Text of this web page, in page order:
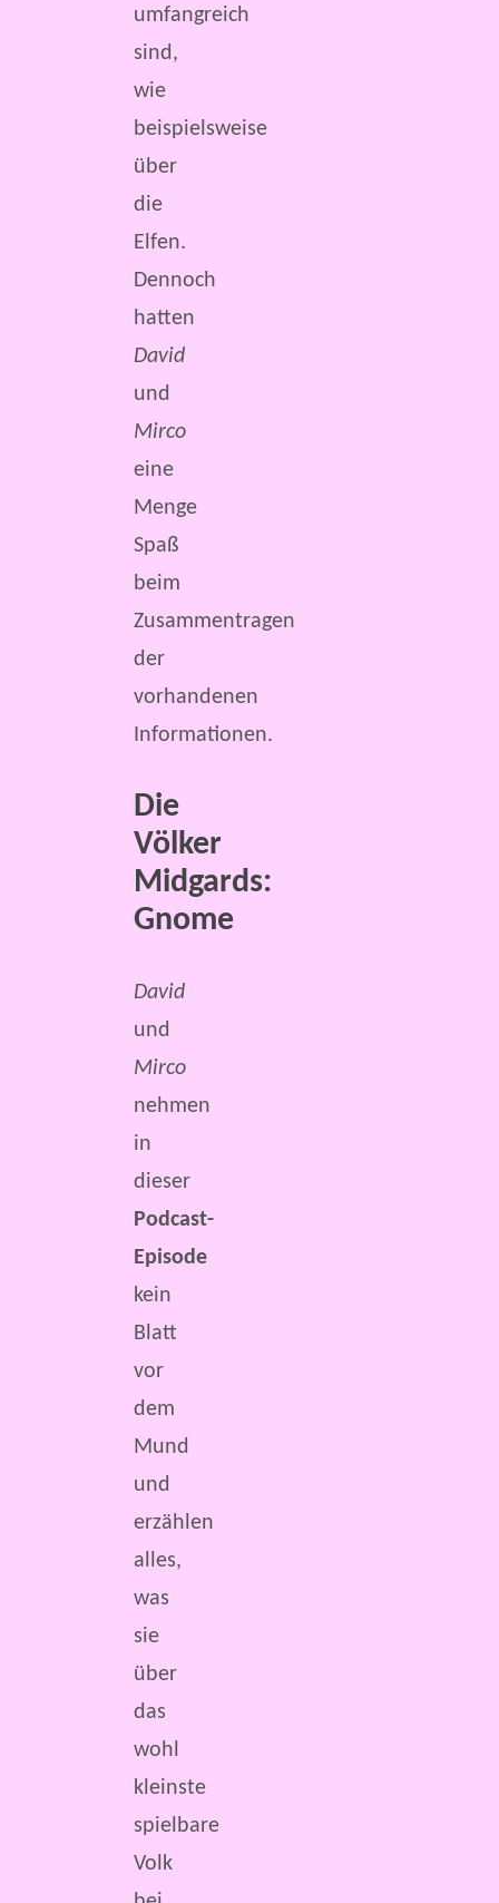
umfangreich
sind,
wie
beispielsweise
über
die
Elfen.
Dennoch
hatten
David
und
Mirco
eine
Menge
Spaß
beim
Zusammentragen
der
vorhandenen
Informationen.
Die
Völker
Midgards:
Gnome
David
und
Mirco
nehmen
in
dieser
Podcast-
Episode
kein
Blatt
vor
dem
Mund
und
erzählen
alles,
was
sie
über
das
wohl
kleinste
spielbare
Volk